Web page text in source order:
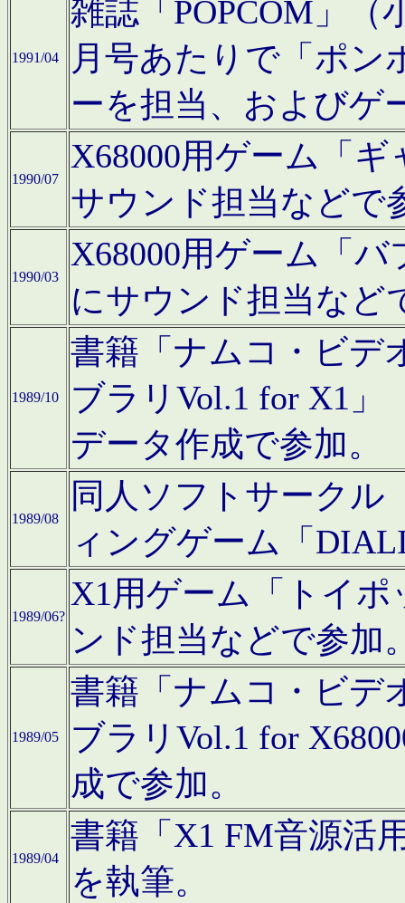
1991/04
雑誌「POPCOM」（
月号あたりで「ポン
ーを担当、およびゲ
1990/07
X68000用ゲーム「
サウンド担当などで
1990/03
X68000用ゲーム「
にサウンド担当など
1989/10
書籍「ナムコ・ビデ
ブラリVol.1 for X1」
データ作成で参加。
1989/08
同人ソフトサークル
ィングゲーム「
1989/06?
X1用ゲーム「トイ
ンド担当などで参加
1989/05
書籍「ナムコ・ビデ
ブラリVol.1 for
成で参加。
1989/04
書籍「X1 FM音源活
を執筆。